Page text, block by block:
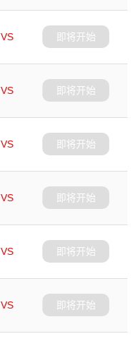
VS
即将开始
VS
即将开始
VS
即将开始
VS
即将开始
VS
即将开始
VS
即将开始